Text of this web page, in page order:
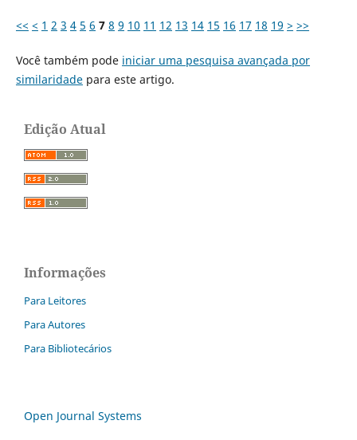
<< < 1 2 3 4 5 6 7 8 9 10 11 12 13 14 15 16 17 18 19 > >>
Você também pode iniciar uma pesquisa avançada por
similaridadepara este artigo.
Edição Atual
Informações
Para Leitores
Para Autores
Para Bibliotecários
Open Journal Systems